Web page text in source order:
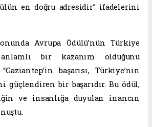
en doğru adresidir” ifadelerini
Avrupa Ödülü’nün Türkiye
bir kazanım olduğunu
başarısı, Türkiye’nin
güçlendiren bir başarıdır. Bu ödül,
ve insanlığa duyulan inancın